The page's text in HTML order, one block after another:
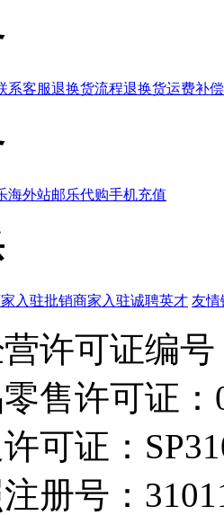
系客服退换货流程退换货运费补
海外站邮乐代购手机充值
入驻批销商家入驻诚聘英才 友情
许可证编
售许可证：
可证：
册号：